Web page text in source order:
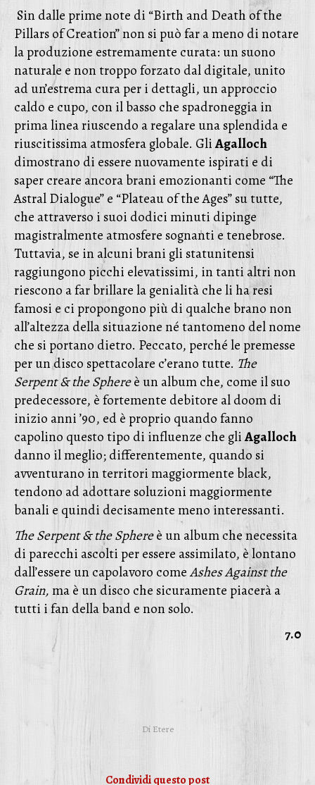
Sin dalle prime note di “Birth and Death of the
Pillars of Creation” non si può far a meno di notare
la produzione estremamente curata: un suono
naturale e non troppo forzato dal digitale, unito
ad un’estrema cura per i dettagli, un approccio
caldo e cupo, con il basso che spadroneggia in
prima linea riuscendo a regalare una splendida e
riuscitissima atmosfera globale. GliAgalloch
dimostrano di essere nuovamente ispirati e di
saper creare ancora brani emozionanti come “The
Astral Dialogue” e “Plateau of the Ages” su tutte,
che attraverso i suoi dodici minuti dipinge
magistralmente atmosfere sognanti e tenebrose.
Tuttavia, se in alcuni brani gli statunitensi
raggiungono picchi elevatissimi, in tanti altri non
riescono a far brillare la genialità che li ha resi
famosi e ci propongono più di qualche brano non
all’altezza della situazione né tantomeno del nome
che si portano dietro. Peccato, perché le premesse
per un disco spettacolare c’erano tutte. The
Serpent & the Sphereè un album che, come il suo
predecessore, è fortemente debitore al doom di
inizio anni ’90, ed è proprio quando fanno
capolino questo tipo di influenze che gliAgalloch
danno il meglio; differentemente, quando si
avventurano in territori maggiormente black,
tendono ad adottare soluzioni maggiormente
banali e quindi decisamente meno interessanti.
The Serpent & the Sphereè un album che necessita
di parecchi ascolti per essere assimilato, è lontano
dall’essere un capolavoro comeAshes Against the
Grain,ma è un disco che sicuramente piacerà a
tutti i fan della band e non solo.
7.0
Di Etere
Condividi questo post